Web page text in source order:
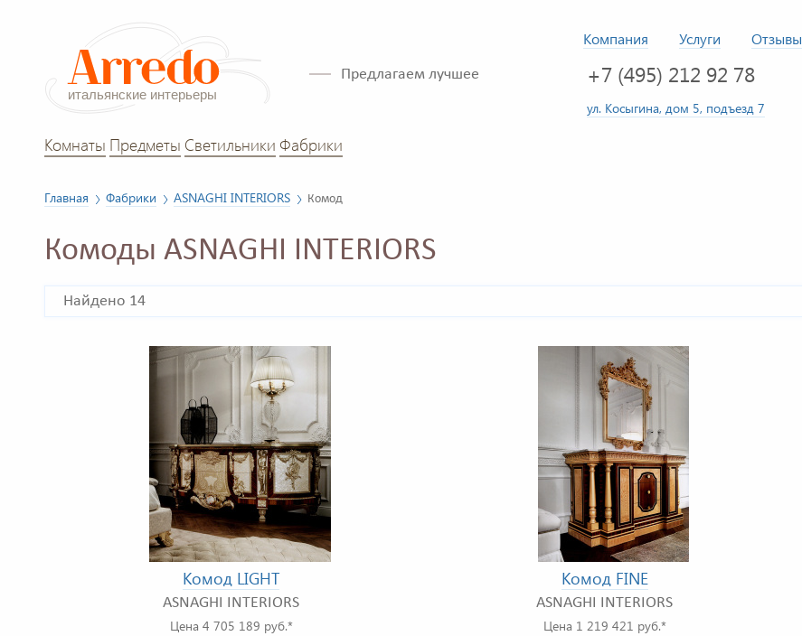
Компания Услуги Отзывы
Предлагаем лучшее +7 (495) 212 92 78
ул. Косыгина, дом 5, подъезд 7
Комнаты Предметы Светильники Фабрики
Главная Фабрики ASNAGHI INTERIORS Комод
Комоды ASNAGHI INTERIORS
Найдено 14
Комод LIGHT
ASNAGHI INTERIORS
Цена 4 705 189 руб.*
Комод FINE
ASNAGHI INTERIORS
Цена 1 219 421 руб.*